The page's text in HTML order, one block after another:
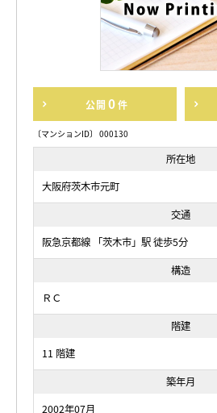
公開 0件
〔マンションID〕 000130
所在地
大阪府茨木市元町
交通
阪急京都線 「茨木市」駅 徒歩5分
構造
ＲＣ
階建
11 階建
築年月
2002年07月